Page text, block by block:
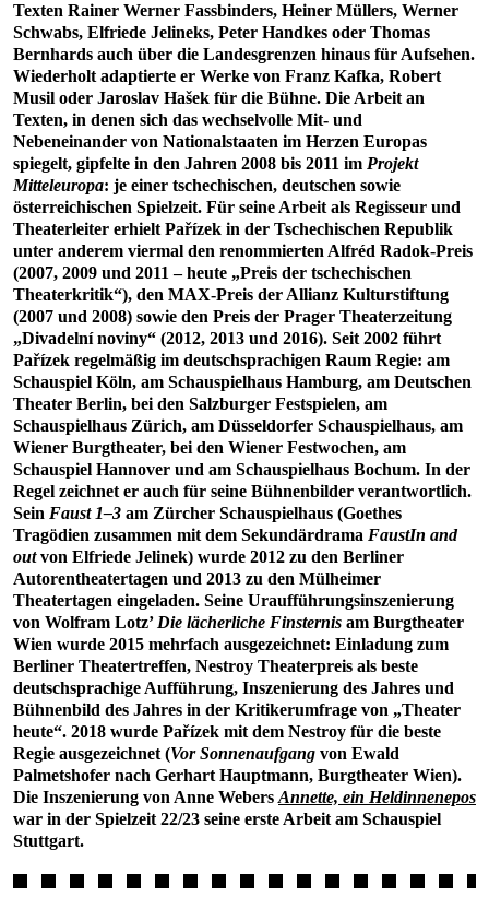
Texten Rainer Werner Fassbinders, Heiner Müllers, Werner
Schwabs, Elfriede Jelineks, Peter Handkes oder Thomas
Bernhards auch über die Landesgrenzen hinaus für Aufsehen.
Wiederholt adaptierte er Werke von Franz Kafka, Robert
Musil oder Jaroslav Hašek für die Bühne. Die Arbeit an
Texten, in denen sich das wechselvolle Mit- und
Nebeneinander von Nationalstaaten im Herzen Europas
spiegelt, gipfelte in den Jahren 2008 bis 2011 im Projekt
Mitteleuropa: je einer tschechischen, deutschen sowie
österreichischen Spielzeit. Für seine Arbeit als Regisseur und
Theaterleiter erhielt Pařízek in der Tschechischen Republik
unter anderem viermal den renommierten Alfréd Radok-Preis
(2007, 2009 und 2011 – heute „Preis der tschechischen
Theaterkritik“), den MAX-Preis der Allianz Kulturstiftung
(2007 und 2008) sowie den Preis der Prager Theaterzeitung
„Divadelní noviny“ (2012, 2013 und 2016). Seit 2002 führt
Pařízek regelmäßig im deutschsprachigen Raum Regie: am
Schauspiel Köln, am Schauspielhaus Hamburg, am Deutschen
Theater Berlin, bei den Salzburger Festspielen, am
Schauspielhaus Zürich, am Düsseldorfer Schauspielhaus, am
Wiener Burgtheater, bei den Wiener Festwochen, am
Schauspiel Hannover und am Schauspielhaus Bochum. In der
Regel zeichnet er auch für seine Bühnenbilder verantwortlich.
Sein Faust 1–3 am Zürcher Schauspielhaus (Goethes
Tragödien zusammen mit dem Sekundärdrama FaustIn and
outvon Elfriede Jelinek) wurde 2012 zu den Berliner
Autorentheatertagen und 2013 zu den Mülheimer
Theatertagen eingeladen. Seine Uraufführungsinszenierung
von Wolfram Lotz’ Die lächerliche Finsternis am Burgtheater
Wien wurde 2015 mehrfach ausgezeichnet: Einladung zum
Berliner Theatertreffen, Nestroy Theaterpreis als beste
deutschsprachige Aufführung, Inszenierung des Jahres und
Bühnenbild des Jahres in der Kritikerumfrage von „Theater
heute“. 2018 wurde Pařízek mit dem Nestroy für die beste
Regie ausgezeichnet (Vor Sonnenaufgang von Ewald
Palmetshofer nach Gerhart Hauptmann, Burgtheater Wien).
Die Inszenierung von Anne Webers Annette, ein Heldinnenepos
war in der Spielzeit 22/23 seine erste Arbeit am Schauspiel
Stuttgart.